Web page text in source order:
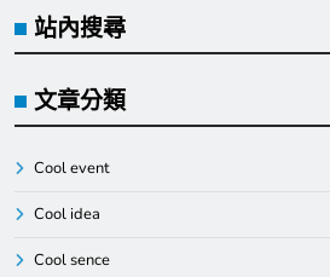
站內搜尋
文章分類
Cool event
Cool idea
Cool sence